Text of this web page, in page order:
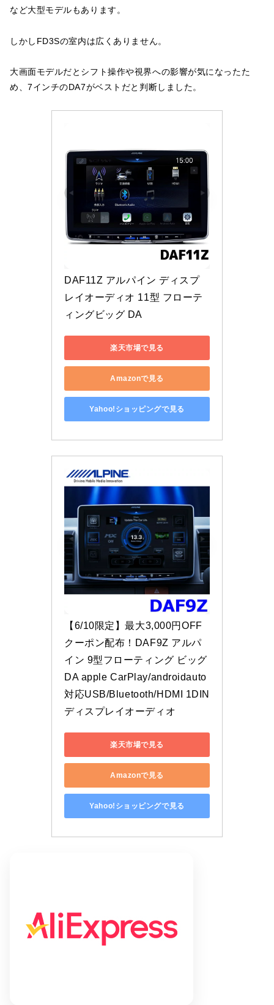
など大型モデルもあります。
しかしFD3Sの室内は広くありません。
大画面モデルだとシフト操作や視界への影響が気になったた
め、7インチのDA7がベストだと判断しました。
DAF11Z アルパイン ディスプ
レイオーディオ 11型 フローテ
ィングビッグ DA
楽天市場で見る
Amazonで見る
Yahoo!ショッピングで見る
【6/10限定】最大3,000円OFF
クーポン配布！DAF9Z アルパ
イン 9型フローティング ビッグ
DA apple CarPlay/androidauto
対応USB/Bluetooth/HDMI 1DIN
ディスプレイオーディオ
楽天市場で見る
Amazonで見る
Yahoo!ショッピングで見る